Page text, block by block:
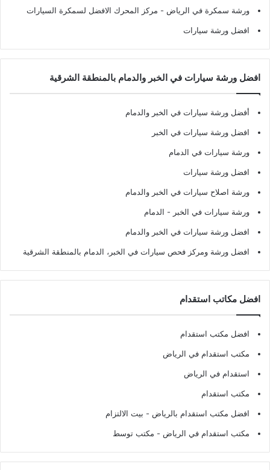
ورشة سمكرة في الرياض - مركز المحرك الافضل لسمكرة السيارات
افضل ورشة سيارات
افضل ورشة سيارات في الخبر والدمام بالمنطقة الشرقية
أفضل ورشة سيارات في الخبر والدمام
افضل ورشة سيارات في الخبر
ورشة سيارات في الدمام
افضل ورشة سيارات
ورشة اصلاح سيارات في الخبر والدمام
ورشة سيارات في الخبر - الدمام
افضل ورشة سيارات في الخبر والدمام
افضل ورشة ومركز فحص سيارات في الخبر، الدمام بالمنطقة الشرقية
افضل مكاتب استقدام
افضل مكتب استقدام
مكتب استقدام في الرياض
استقدام في الرياض
مكتب استقدام
افضل مكتب استقدام بالرياض - بيت الالتزام
مكتب استقدام في الرياض - مكتب توسط